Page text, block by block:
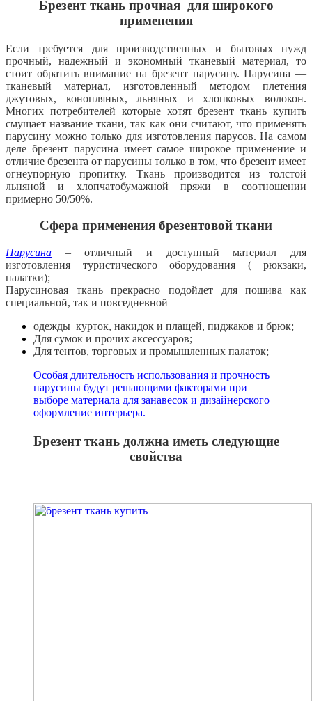
Брезент ткань прочная для широкого
применения
Если требуется для производственных и бытовых нужд
прочный, надежный и экономный тканевый материал, то
стоит обратить внимание на брезент парусину. Парусина —
тканевый материал, изготовленный методом плетения
джутовых, конопляных, льняных и хлопковых волокон.
Многих потребителей которые хотят брезент ткань купить
смущает название ткани, так как они считают, что применять
парусину можно только для изготовления парусов. На самом
деле брезент парусина имеет самое широкое применение и
отличие брезента от парусины только в том, что брезент имеет
огнеупорную пропитку. Ткань производится из толстой
льняной и хлопчатобумажной пряжи в соотношении
примерно 50/50%.
Сфера применения брезентовой ткани
Парусина – отличный и доступный материал для
изготовления туристического оборудования ( рюкзаки,
палатки);
Парусиновая ткань прекрасно подойдет для пошива как
специальной, так и повседневной
одежды курток, накидок и плащей, пиджаков и брюк;
Для сумок и прочих аксессуаров;
Для тентов, торговых и промышленных палаток;
Особая длительность использования и прочность
парусины будут решающими факторами при
выборе материала для занавесок и дизайнерского
оформление интерьера.
Брезент ткань должна иметь следующие
свойства